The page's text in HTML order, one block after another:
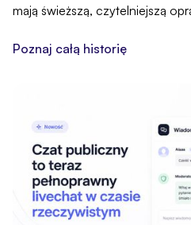
mają świeższą, czytelniejszą
Poznaj całą historię